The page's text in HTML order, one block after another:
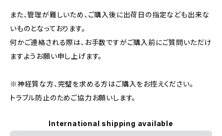
また、管理が難しいため、ご購入後に出荷日の指定なども出来な
いものとなっております。
何かご連絡される際は、お手数ですがご購入前にご質問いただけ
ますようお願い申し上げます。
※神経質な方、完璧を求める方はご購入をお控えください。
トラブル防止のためご協力お願いします。
International shipping available